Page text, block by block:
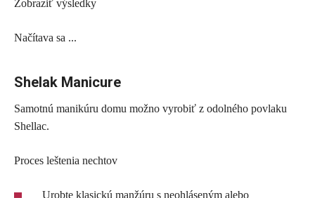
Zobraziť výsledky
Načítava sa ...
Shelak Manicure
Samotnú manikúru domu možno vyrobiť z odolného povlaku
Shellac.
Proces leštenia nechtov
Urobte klasickú manžúru s neohláseným alebo